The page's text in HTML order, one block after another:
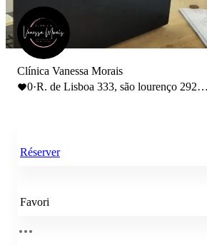
Clínica Vanessa Morais
0·R. de Lisboa 333, são lourenço 2925-
Réserver
Favori